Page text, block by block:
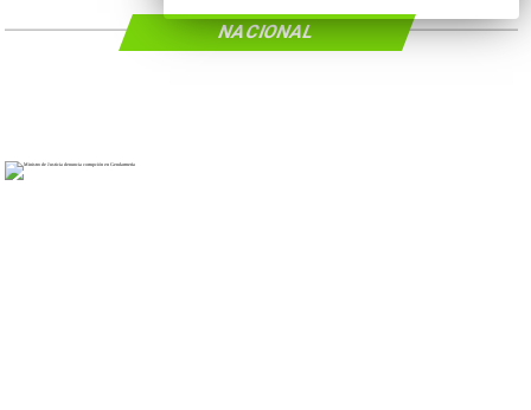
NACIONAL